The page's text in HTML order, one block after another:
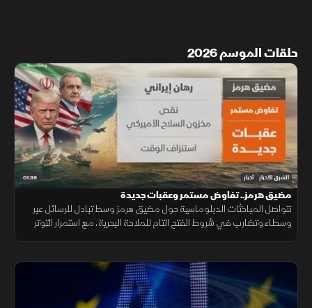
حلقات الموسم 2026
01:39 الشرق للأخبار أخبار
مضيق هرمز.. تفاوض مستمر وعقبات جديدة
تتواصل المباحثات الدبلوماسية حول مضيق هرمز وسط تبادل للرسائل عبر
وسطاء وتضارب في شروط الفتح التام للملاحة البحرية، مع استمرار التوتر